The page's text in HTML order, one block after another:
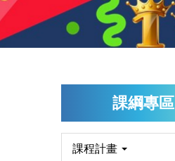
課綱專區
課程計畫